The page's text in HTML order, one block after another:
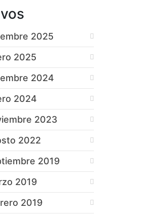
2025
2025
2024
2024
2023
2022
2019
2019
2019